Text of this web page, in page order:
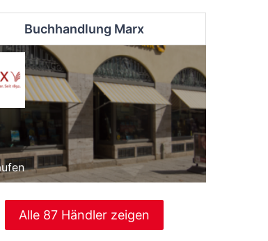
Buchhandlung Marx
Alle 87 Händler zeigen